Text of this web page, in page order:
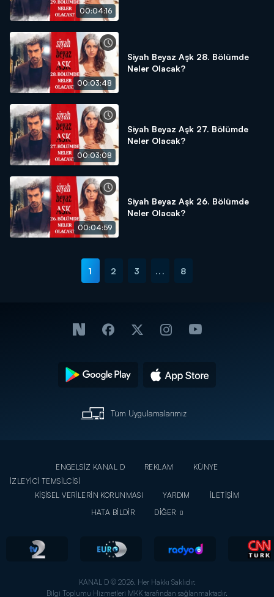
00:04:16
00:03:48
Siyah Beyaz Aşk 28. Bölümde
Neler Olacak?
00:03:08
Siyah Beyaz Aşk 27. Bölümde
Neler Olacak?
00:04:59
Siyah Beyaz Aşk 26. Bölümde
Neler Olacak?
1 2 3 ... 8
Tüm Uygulamalarımız
ENGELSİZ KANAL D REKLAM
KÜNYE
İZLEYİCİ TEMSİLCİSİ
KİŞİSEL VERİLERİN KORUNMASI
YARDIM
İLETİŞİM
HATA BİLDİR
DİĞER
KANAL D © 2026. Her Hakkı Saklıdır.
Bilgi Toplumu Hizmetleri MKK tarafından sağlanmaktadır.